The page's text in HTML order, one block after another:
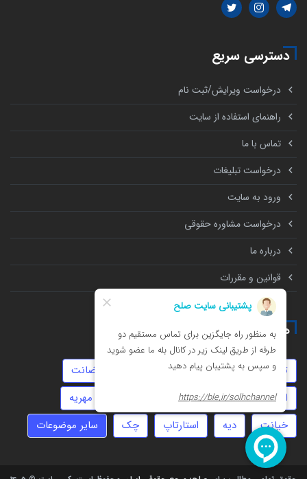
دسترسی سریع
درخواست ویرایش/ثبت نام
راهنمای استفاده از سایت
تماس با ما
درخواست تبلیغات
ورود به سایت
درخواست مشاوره حقوقی
درباره ما
قوانین و مقررات
همه چیز درباره
توهین تنظیم قرارداد
حضانت
انحصار وراثت
تهمت
مهریه
خیانت
دیه استارتاپ چک سایر موضوعات